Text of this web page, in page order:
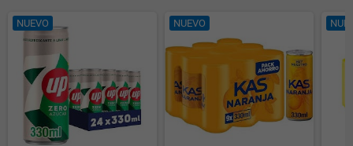
NUEVO NUEVO